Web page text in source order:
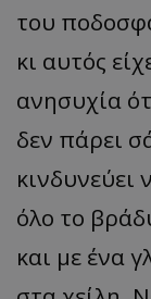
του
κι αυτός
ανησυχία
δεν πάρει
κινδυνεύει
όλο το
και με ένα